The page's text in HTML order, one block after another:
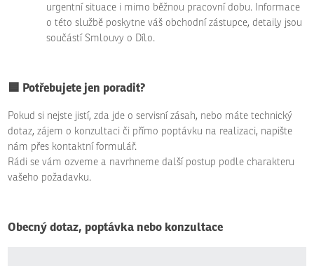
urgentní situace i mimo běžnou pracovní dobu. Informace
o této službě poskytne váš obchodní zástupce, detaily jsou
součástí Smlouvy o Dílo.
🟦 Potřebujete jen poradit?
Pokud si nejste jistí, zda jde o servisní zásah, nebo máte technický
dotaz, zájem o konzultaci či přímo poptávku na realizaci, napište
nám přes kontaktní formulář.
Rádi se vám ozveme a navrhneme další postup podle charakteru
vašeho požadavku.
Obecný dotaz, poptávka nebo konzultace